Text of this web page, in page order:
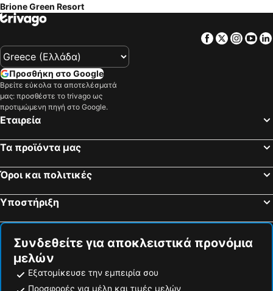
Brione Green Resort
Facebook
Twitter
Προσθήκη στο Google
Βρείτε εύκολα τα αποτελέσματά
μας: προσθέστε το trivago ως
προτιμώμενη πηγή στο Google.
Εταιρεία
Τα προϊόντα μας
Όροι και πολιτικές
Υποστήριξη
Συνδεθείτε για αποκλειστικά προνόμια
μελών
Εξατομίκευσε την εμπειρία σου
Προσφορές για μέλη και τιμές μελών